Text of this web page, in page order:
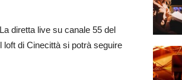
La diretta live su canale 55 del
di Cinecittà si potrà seguire